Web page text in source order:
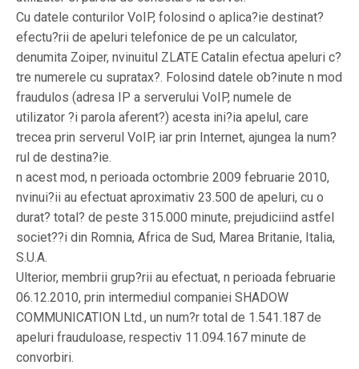
Cu datele conturilor VoIP, folosind o aplica?ie destinat?
efectu?rii de apeluri telefonice de pe un calculator,
denumita Zoiper, nvinuitul ZLATE Catalin efectua apeluri c?
tre numerele cu supratax?. Folosind datele ob?inute n mod
fraudulos (adresa IP a serverului VoIP, numele de
utilizator ?i parola aferent?) acesta ini?ia apelul, care
trecea prin serverul VoIP, iar prin Internet, ajungea la num?
rul de destina?ie.
n acest mod, n perioada octombrie 2009 februarie 2010,
nvinui?ii au efectuat aproximativ 23.500 de apeluri, cu o
durat? total? de peste 315.000 minute, prejudiciind astfel
societ??i din Romnia, Africa de Sud, Marea Britanie, Italia,
S.U.A.
Ulterior, membrii grup?rii au efectuat, n perioada februarie
06.12.2010, prin intermediul companiei SHADOW
COMMUNICATION Ltd., un num?r total de 1.541.187 de
apeluri frauduloase, respectiv 11.094.167 minute de
convorbiri.